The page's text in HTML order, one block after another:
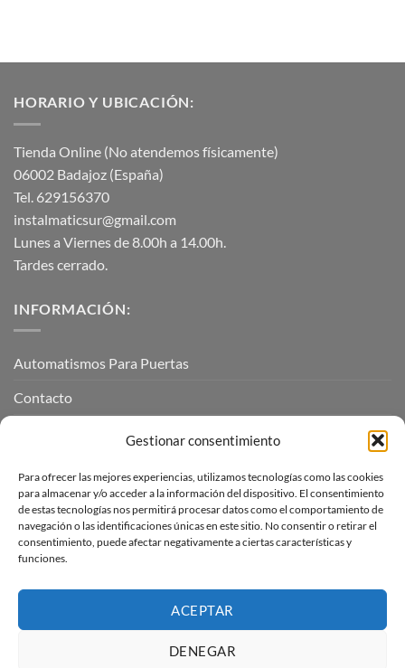
Gestionar consentimiento
Para ofrecer las mejores experiencias, utilizamos tecnologías como las cookies
para almacenar y/o acceder a la información del dispositivo. El consentimiento
de estas tecnologías nos permitirá procesar datos como el comportamiento de
navegación o las identificaciones únicas en este sitio. No consentir o retirar el
consentimiento, puede afectar negativamente a ciertas características y
funciones.
ACEPTAR
DENEGAR
HORARIO Y UBICACIÓN:
Tienda Online (No atendemos físicamente)
06002 Badajoz (España)
Tel. 629156370
instalmaticsur@gmail.com
Lunes a Viernes de 8.00h a 14.00h.
Tardes cerrado.
INFORMACIÓN:
Automatismos Para Puertas
Contacto
INFORMACIÓN LEGAL
Aviso Legal